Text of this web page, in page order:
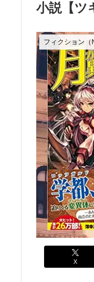
小説【ツ
フィクション（
X